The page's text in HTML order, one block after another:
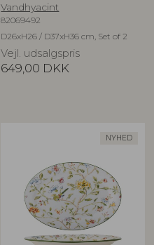
Vandhyacint
82069492
D26xH26 / D37xH36 cm, Set of 2
Vejl. udsalgspris
649,00 DKK
NYHED